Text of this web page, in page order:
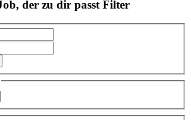
der zu dir passt Filter